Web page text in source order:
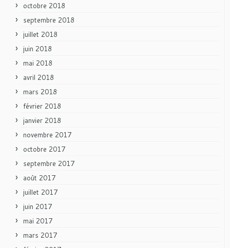
octobre 2018
septembre 2018
juillet 2018
juin 2018
mai 2018
avril 2018
mars 2018
février 2018
janvier 2018
novembre 2017
octobre 2017
septembre 2017
août 2017
juillet 2017
juin 2017
mai 2017
mars 2017